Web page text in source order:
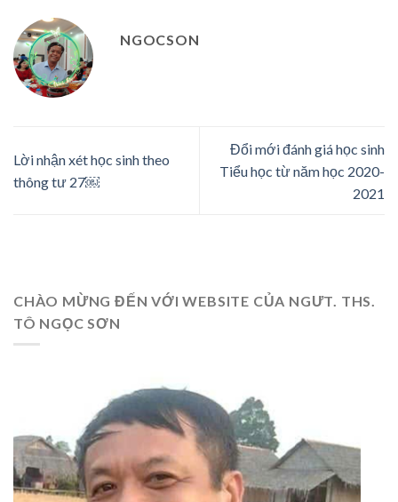
NGOCSON
Lời nhận xét học sinh theo
thông tư 27￼
Đổi mới đánh giá học sinh
Tiểu học từ năm học 2020-
2021
CHÀO MỪNG ĐẾN VỚI WEBSITE CỦA NGƯT. THS.
TÔ NGỌC SƠN